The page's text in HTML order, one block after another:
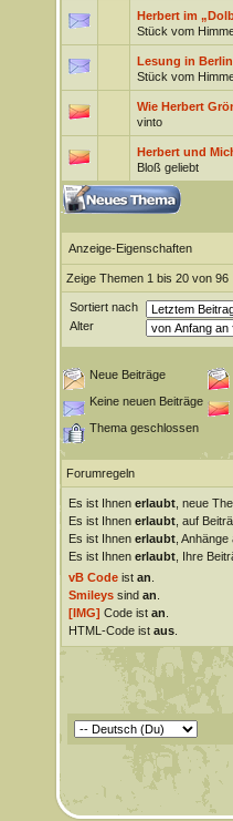
Herbert im
Stück vom
Lesung in
Stück vom
Wie Herbert
vinto
Herbert und
Bloß geliebt
Anzeige-Eigenschaften
Zeige Themen 1 bis 20 von 96
Sortiert nach
Alter
Neue Beiträge
Keine neuen Beiträge
Thema geschlossen
Forumregeln
Es ist Ihnen erlaubt, neue
Es ist Ihnen erlaubt, auf
Es ist Ihnen erlaubt, Anhänge
Es ist Ihnen erlaubt, Ihre
vB Codeist an
Smileyssind an
[IMG] Code ist an
HTML-Code ist aus.